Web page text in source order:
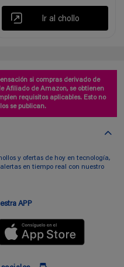
Ir al chollo
si compras derivado de
Afiliado de Amazon, se obtienen
requisitos aplicables. Esto no
se publican.
y ofertas de hoy en tecnología,
en tiempo real con nuestro
APP